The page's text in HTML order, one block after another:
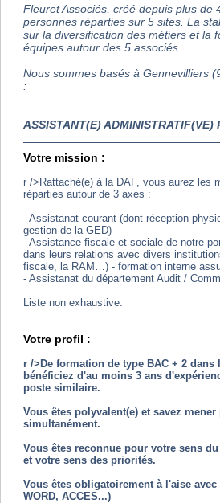
Fleuret Associés, créé depuis plus de
personnes réparties sur 5 sites. La
sur la diversification des métiers et la
équipes autour des 5 associés.
Nous sommes basés à Gennevilliers
:
ASSISTANT(E) ADMINISTRATIF(VE)
Votre mission :
r />Rattaché(e) à la DAF, vous aurez les
réparties autour de 3 axes :
- Assistanat courant (dont réception
gestion de la GED)
- Assistance fiscale et sociale de notre
dans leurs relations avec divers
fiscale, la RAM…) - formation interne
- Assistanat du département Audit /
Liste non exhaustive.
Votre profil :
r />De formation de type BAC + 2 dans
bénéficiez d'au moins 3 ans
poste similaire.
Vous êtes polyvalent(e) et savez
simultanément.
Vous êtes reconnue pour votre sens
et votre sens des priorités.
Vous êtes obligatoirement à l'aise
WORD, ACCES...)